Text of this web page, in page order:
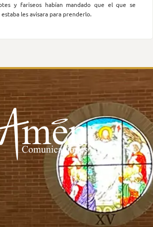
y fariseos habían mandado que el que se
les avisara para prenderlo.